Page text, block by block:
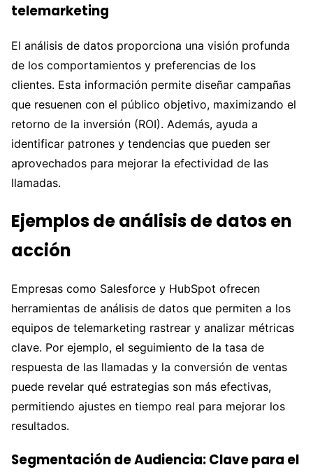
telemarketing
El análisis de datos proporciona una visión profunda
de los comportamientos y preferencias de los
clientes. Esta información permite diseñar campañas
que resuenen con el público objetivo, maximizando el
retorno de la inversión (ROI). Además, ayuda a
identificar patrones y tendencias que pueden ser
aprovechados para mejorar la efectividad de las
llamadas.
Ejemplos de análisis de datos en
acción
Empresas como Salesforce y HubSpot ofrecen
herramientas de análisis de datos que permiten a los
equipos de telemarketing rastrear y analizar métricas
clave. Por ejemplo, el seguimiento de la tasa de
respuesta de las llamadas y la conversión de ventas
puede revelar qué estrategias son más efectivas,
permitiendo ajustes en tiempo real para mejorar los
resultados.
Segmentación de Audiencia: Clave para el